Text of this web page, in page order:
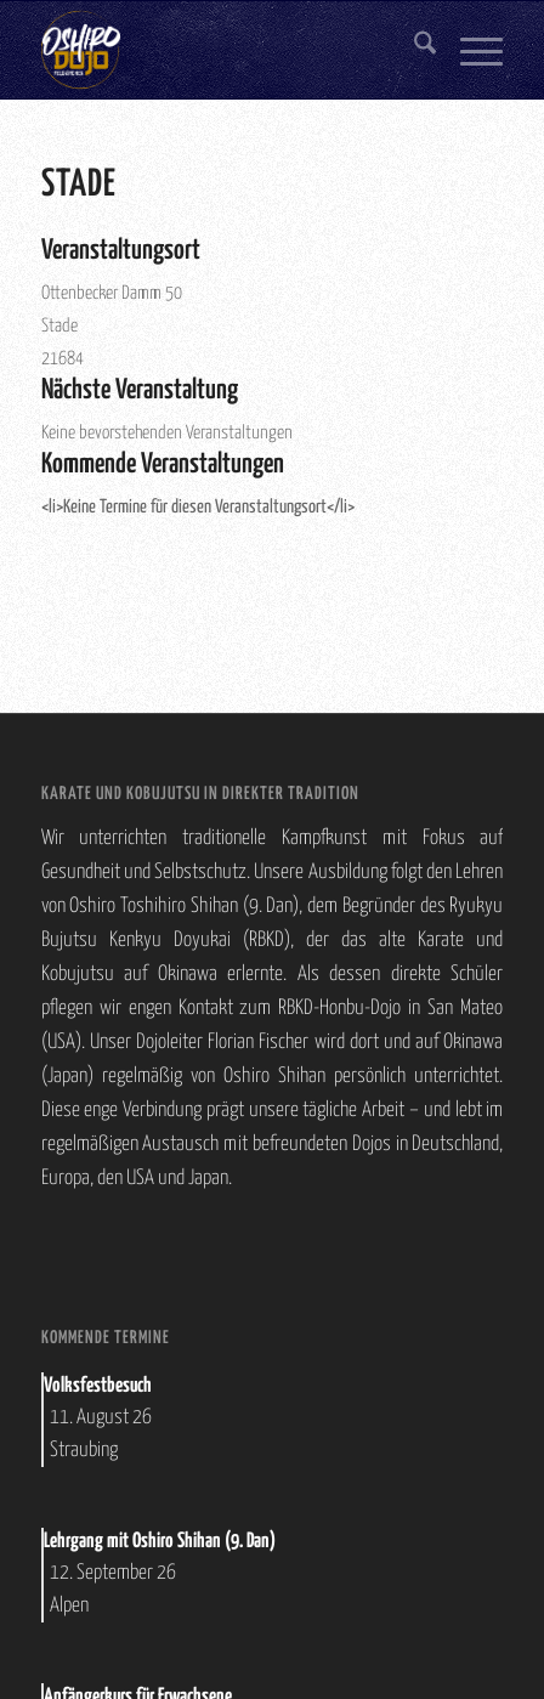
STADE
Veranstaltungsort
Ottenbecker Damm 50
Stade
21684
Nächste Veranstaltung
Keine bevorstehenden Veranstaltungen
Kommende Veranstaltungen
<li>Keine Termine für diesen Veranstaltungsort</li>
KARATE UND KOBUJUTSU IN DIREKTER TRADITION
Wir unterrichten traditionelle Kampfkunst mit Fokus auf
Gesundheit und Selbstschutz. Unsere Ausbildung folgt den Lehren
von Oshiro Toshihiro Shihan (9. Dan), dem Begründer des Ryukyu
Bujutsu Kenkyu Doyukai (RBKD), der das alte Karate und
Kobujutsu auf Okinawa erlernte. Als dessen direkte Schüler
pflegen wir engen Kontakt zum RBKD-Honbu-Dojo in San Mateo
(USA). Unser Dojoleiter Florian Fischer wird dort und auf Okinawa
(Japan) regelmäßig von Oshiro Shihan persönlich unterrichtet.
Diese enge Verbindung prägt unsere tägliche Arbeit – und lebt im
regelmäßigen Austausch mit befreundeten Dojos in Deutschland,
Europa, den USA und Japan.
KOMMENDE TERMINE
Volksfestbesuch
11. August 26
Straubing
Lehrgang mit Oshiro Shihan (9. Dan)
12. September 26
Alpen